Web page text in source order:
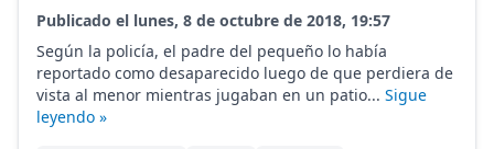
Publicado el lunes, 8 de octubre de 2018, 19:57
Según la policía, el padre del pequeño lo había
reportado como desaparecido luego de que perdiera de
vista al menor mientras jugaban en un patio... Sigue
leyendo »